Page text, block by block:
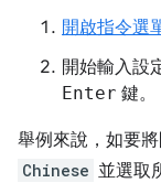
開啟指令選
開始輸入設
Enter 鍵。
舉例來說，如要
Chinese 並選取